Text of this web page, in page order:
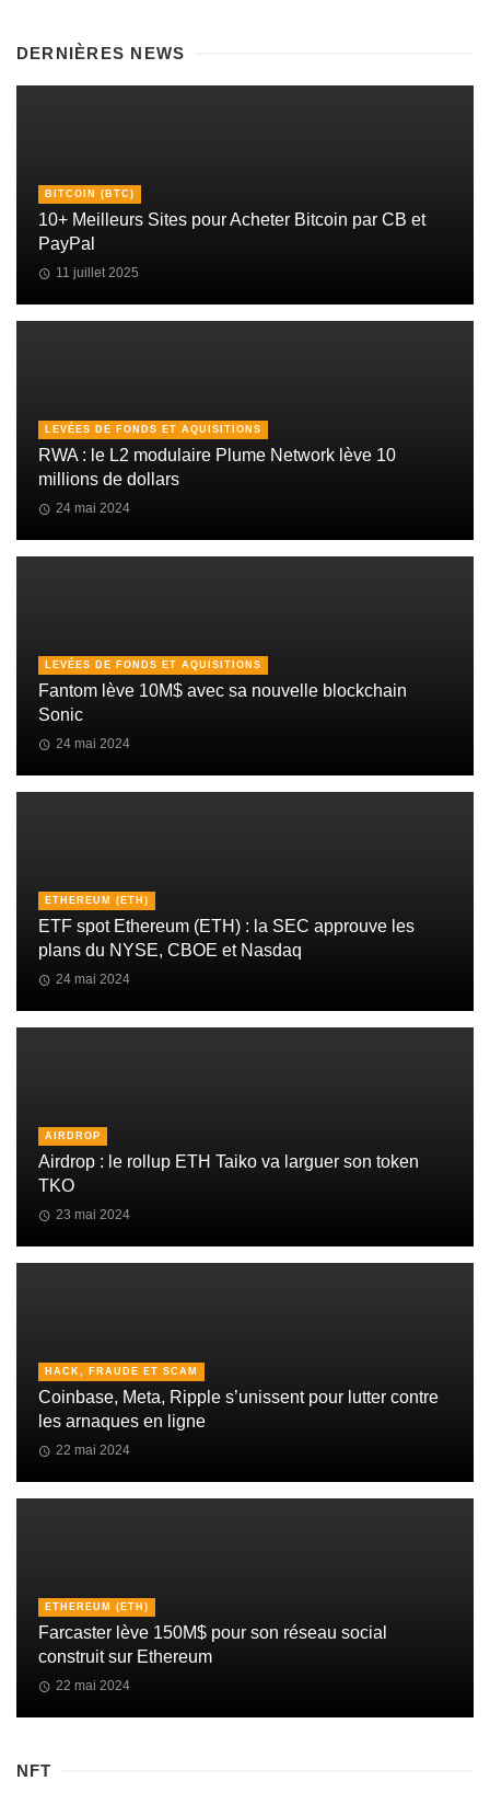
DERNIÈRES NEWS
BITCOIN (BTC)
10+ Meilleurs Sites pour Acheter Bitcoin par CB et
PayPal
11 juillet 2025
LEVÉES DE FONDS ET AQUISITIONS
RWA : le L2 modulaire Plume Network lève 10
millions de dollars
24 mai 2024
LEVÉES DE FONDS ET AQUISITIONS
Fantom lève 10M$ avec sa nouvelle blockchain
Sonic
24 mai 2024
ETHEREUM (ETH)
ETF spot Ethereum (ETH) : la SEC approuve les
plans du NYSE, CBOE et Nasdaq
24 mai 2024
AIRDROP
Airdrop : le rollup ETH Taiko va larguer son token
TKO
23 mai 2024
HACK, FRAUDE ET SCAM
Coinbase, Meta, Ripple s’unissent pour lutter contre
les arnaques en ligne
22 mai 2024
ETHEREUM (ETH)
Farcaster lève 150M$ pour son réseau social
construit sur Ethereum
22 mai 2024
NFT